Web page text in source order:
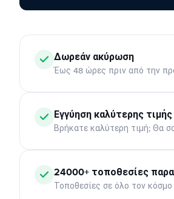
Δωρεάν ακύρωση
Έως 48 ώρες πριν από την
Εγγύηση καλύτερης τιμής
Βρήκατε καλύτερη τιμή; Θα
24000+ τοποθεσίες
Τοποθεσίες σε όλο τον κόσμο